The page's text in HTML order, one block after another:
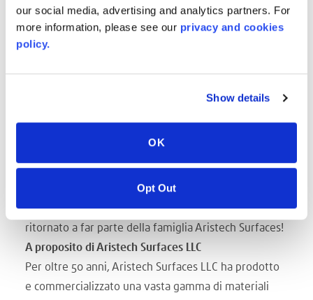
our social media, advertising and analytics partners. For
more information, please see our privacy and cookies
policy.
Show details
OK
Opt Out
costruendo una base su cui far crescere questa
attività e sono entusiasta di tornare ad essere un
membro della squadra. È un momento molto
entusiasmante per Aristech e non vedo l'ora di
per fornire soluzioni innovative che superino le
aspettative"". Todd Whitney, Responsabile
commerciale – Acrilico.
Diamo il bentornato a Todd, in quanto membro
ritornato a far parte della famiglia Aristech Surfaces!
A proposito di Aristech Surfaces LLC
Per oltre 50 anni, Aristech Surfaces LLC ha prodotto
e commercializzato una vasta gamma di materiali